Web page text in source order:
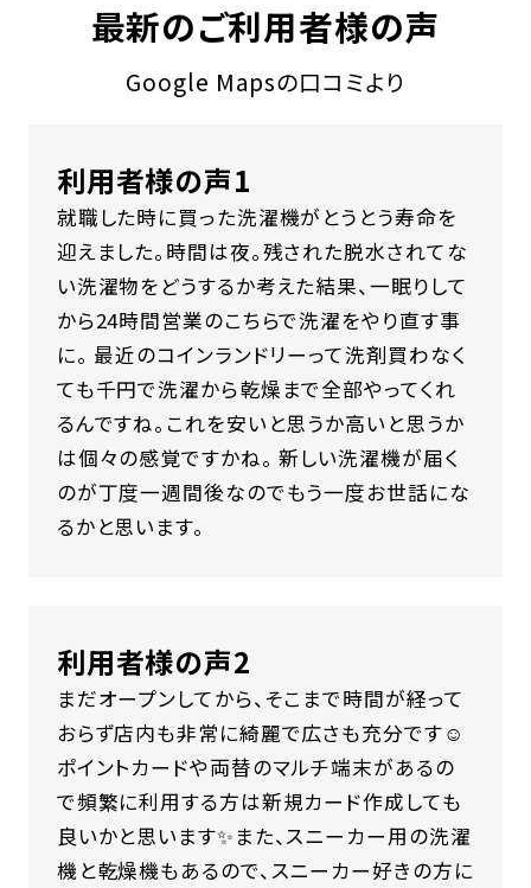
最新のご利用者様の声
Google Mapsの口コミより
利用者様の声1
就職した時に買った洗濯機がとうとう寿命を
迎えました。時間は夜。残された脱水されてな
い洗濯物をどうするか考えた結果、一眠りして
から24時間営業のこちらで洗濯をやり直す事
に。 最近のコインランドリーって洗剤買わなく
ても千円で洗濯から乾燥まで全部やってくれ
るんですね。これを安いと思うか高いと思うか
は個々の感覚ですかね。 新しい洗濯機が届く
のが丁度一週間後なのでもう一度お世話にな
るかと思います。
利用者様の声2
まだオープンしてから、そこまで時間が経って
おらず店内も非常に綺麗で広さも充分です☺️
ポイントカードや両替のマルチ端末があるの
で頻繁に利用する方は新規カード作成しても
良いかと思います✨また、スニーカー用の洗濯
機と乾燥機もあるので、スニーカー好きの方に